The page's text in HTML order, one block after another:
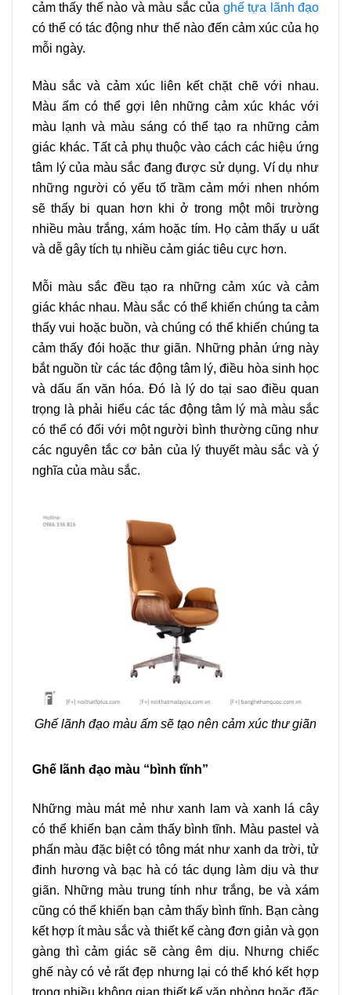
cảm thấy thế nào và màu sắc của ghế tựa lãnh đạo
có thể có tác động như thế nào đến cảm xúc của họ
mỗi ngày.
Màu sắc và cảm xúc liên kết chặt chẽ với nhau.
Màu ấm có thể gợi lên những cảm xúc khác với
màu lạnh và màu sáng có thể tạo ra những cảm
giác khác. Tất cả phụ thuộc vào cách các hiệu ứng
tâm lý của màu sắc đang được sử dụng. Ví dụ như
những người có yếu tố trầm cảm mới nhen nhóm
sẽ thấy bi quan hơn khi ở trong một môi trường
nhiều màu trắng, xám hoặc tím. Họ cảm thấy u uất
và dễ gây tích tụ nhiều cảm giác tiêu cực hơn.
Mỗi màu sắc đều tạo ra những cảm xúc và cảm
giác khác nhau. Màu sắc có thể khiến chúng ta cảm
thấy vui hoặc buồn, và chúng có thể khiến chúng ta
cảm thấy đói hoặc thư giãn. Những phản ứng này
bắt nguồn từ các tác động tâm lý, điều hòa sinh học
và dấu ấn văn hóa. Đó là lý do tại sao điều quan
trọng là phải hiểu các tác động tâm lý mà màu sắc
có thể có đối với một người bình thường cũng như
các nguyên tắc cơ bản của lý thuyết màu sắc và ý
nghĩa của màu sắc.
Ghế lãnh đạo màu ấm sẽ tạo nên cảm xúc thư giãn
Ghế lãnh đạo màu “bình tĩnh”
Những màu mát mẻ như xanh lam và xanh lá cây
có thể khiến bạn cảm thấy bình tĩnh. Màu pastel và
phấn màu đặc biệt có tông mát như xanh da trời, tử
đinh hương và bạc hà có tác dụng làm dịu và thư
giãn. Những màu trung tính như trắng, be và xám
cũng có thể khiến bạn cảm thấy bình tĩnh. Bạn càng
kết hợp ít màu sắc và thiết kế càng đơn giản và gọn
gàng thì cảm giác sẽ càng êm dịu. Nhưng chiếc
ghế này có vẻ rất đẹp nhưng lại có thể khó kết hợp
trong nhiều không gian thiết kế văn phòng hoặc đặc